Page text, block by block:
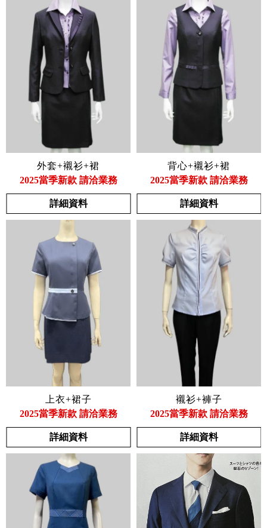
外套+襯衫+裙
2025當季新款 請洽業務
詳細資料
背心+襯衫+裙
2025當季新款 請洽業務
詳細資料
上衣+裙子
2025當季新款 請洽業務
詳細資料
襯衫+褲子
2025當季新款 請洽業務
詳細資料